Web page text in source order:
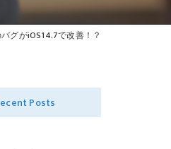
グがiOS14.7で改善！？
Posts